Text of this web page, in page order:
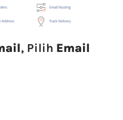
, Pilih Email